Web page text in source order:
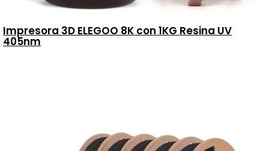
Impresora 3D ELEGOO 8K con 1KG Resina UV
405nm